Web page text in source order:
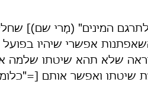
המינים" (מָרי שם)]
אפשרי שיהיו
שלא תהא שיטתו שלמה
שיטתו ואפשר אותם